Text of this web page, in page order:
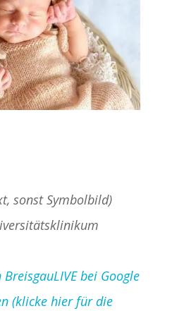
sonst Symbolbild)
bei Google
(klicke hier für die